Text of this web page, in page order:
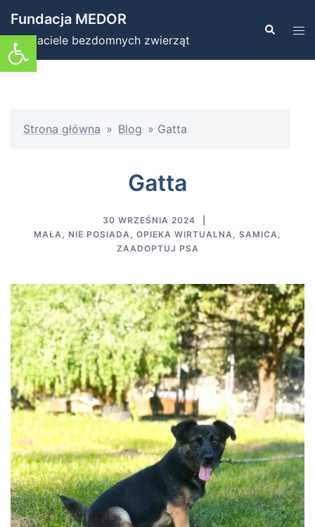
Otwórz pasek narzędzi
do
treści
Fundacja MEDOR
Przyjaciele bezdomnych zwierząt
Szukaj
Strona główna » Blog » Gatta
Gatta
30 WRZEŚNIA 2024
MAŁA, NIE POSIADA, OPIEKA WIRTUALNA, SAMICA,
ZAADOPTUJ PSA